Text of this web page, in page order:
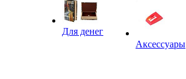
Для денег
Аксессуары